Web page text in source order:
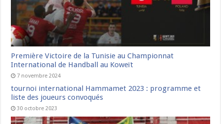
Première Victoire de la Tunisie au Championnat
International de Handball au Koweït
7 novembre 2024
tournoi international Hammamet 2023 : programme et
liste des joueurs convoqués
30 octobre 2023